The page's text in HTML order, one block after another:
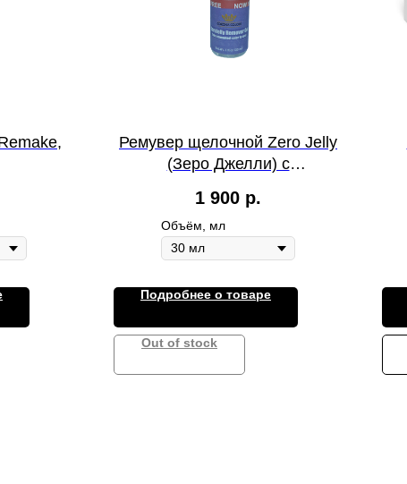
Ремувер щелочной Zero Jelly
(Зеро Джелли) с
Colors, 30мл
1 900 р.
Объём, мл
Подробнее о товаре
Out of stock